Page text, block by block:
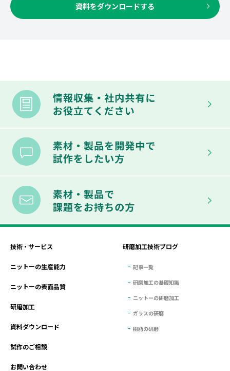
資料をダウンロードする
技術・サービス
ニットーの生産能力
ニットーの表面品質
研磨加工
資料ダウンロード
試作のご相談
お問い合わせ
研磨加工技術ブログ
記事一覧
研磨加工の基礎知識
ニットーの研磨加工
ガラスの研磨
樹脂の研磨